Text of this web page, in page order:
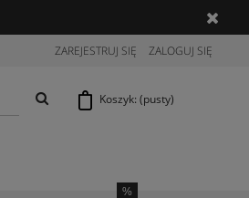
ZAREJESTRUJ SIĘ ZALOGUJ SIĘ
Koszyk: (pusty)